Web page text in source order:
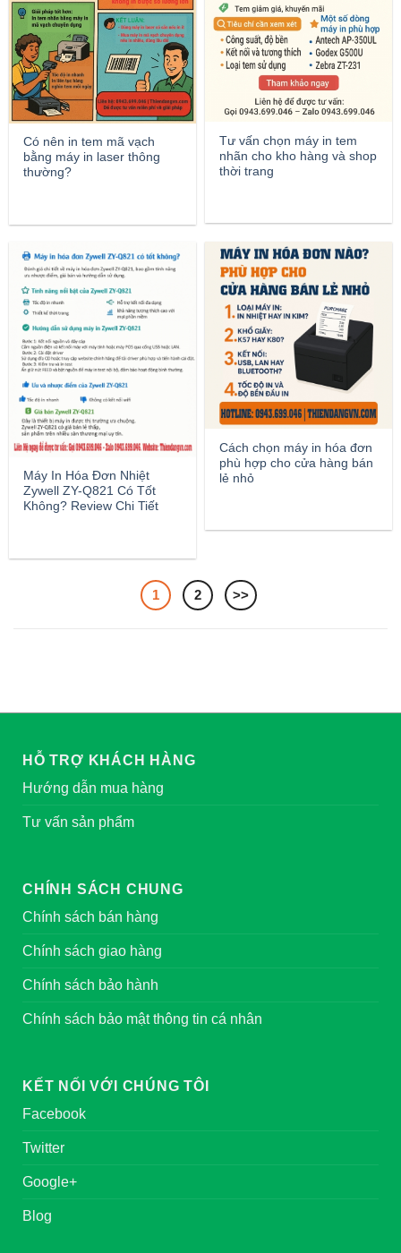
Có nên in tem mã vạch
bằng máy in laser thông
thường?
Tư vấn chọn máy in tem
nhãn cho kho hàng và shop
thời trang
Máy In Hóa Đơn Nhiệt
Zywell ZY-Q821 Có Tốt
Không? Review Chi Tiết
Cách chọn máy in hóa đơn
phù hợp cho cửa hàng bán
lẻ nhỏ
1 2 >>
HỖ TRỢ KHÁCH HÀNG
Hướng dẫn mua hàng
Tư vấn sản phẩm
CHÍNH SÁCH CHUNG
Chính sách bán hàng
Chính sách giao hàng
Chính sách bảo hành
Chính sách bảo mật thông tin cá nhân
KẾT NỐI VỚI CHÚNG TÔI
Facebook
Twitter
Google+
Blog